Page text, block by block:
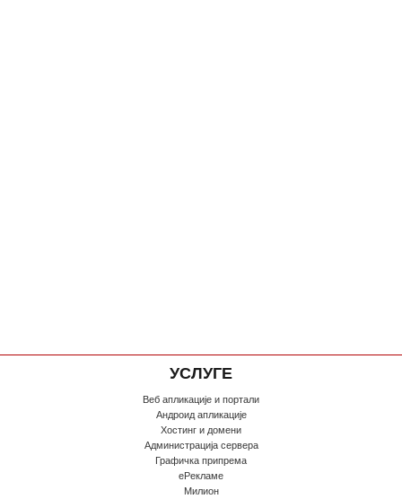
УСЛУГЕ
Веб апликације и портали
Андроид апликације
Хостинг и домени
Администрација сервера
Графичка припрема
еРекламе
Милион